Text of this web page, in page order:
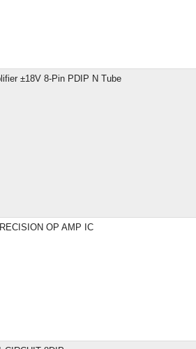
±18V 8-Pin PDIP N Tube
OP AMP IC